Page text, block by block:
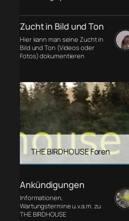
Zucht in Bild und Ton
Hier kann man seine Zucht in
Bild und Ton (Videos oder
Fotos) dokumentieren
THE BIRDHOUSE Foren
Ankündigungen
Informationen,
Wartungstermine u.v.a.m. zu
THE BIRDHOUSE